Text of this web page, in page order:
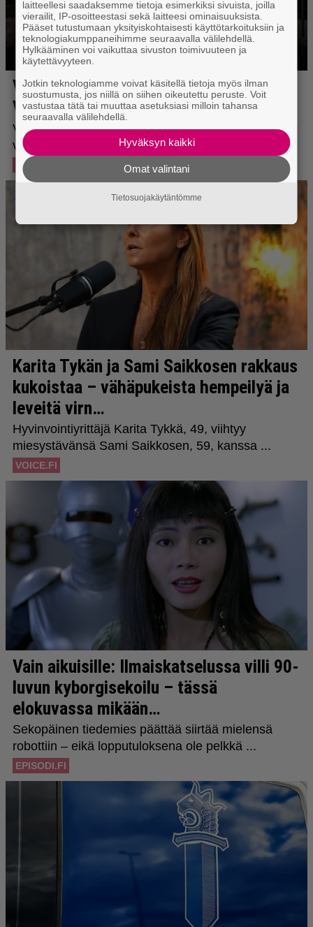
laitteellesi saadaksemme tietoja esimerkiksi sivuista, joilla
vierailit, IP-osoitteestasi sekä laitteesi ominaisuuksista.
Pääset tutustumaan yksityiskohtaisesti käyttötarkoituksiin ja
teknologiakumppaneihimme seuraavalla välilehdellä.
Hylkääminen voi vaikuttaa sivuston toimivuuteen ja
käytettävyyteen.
Jotkin teknologiamme voivat käsitellä tietoja myös ilman
suostumusta, jos niillä on siihen oikeutettu peruste. Voit
vastustaa tätä tai muuttaa asetuksiasi milloin tahansa
seuraavalla välilehdellä.
Hyväksyn kaikki
Omat valintani
Tietosuojakäytäntömme